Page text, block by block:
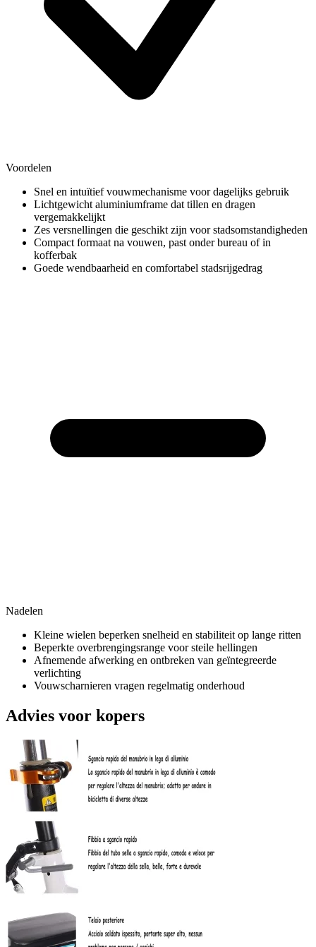
Voordelen
Snel en intuïtief vouwmechanisme voor dagelijks gebruik
Lichtgewicht aluminiumframe dat tillen en dragen
vergemakkelijkt
Zes versnellingen die geschikt zijn voor stadsomstandigheden
Compact formaat na vouwen, past onder bureau of in
kofferbak
Goede wendbaarheid en comfortabel stadsrijgedrag
Nadelen
Kleine wielen beperken snelheid en stabiliteit op lange ritten
Beperkte overbrengingsrange voor steile hellingen
Afnemende afwerking en ontbreken van geïntegreerde
verlichting
Vouwscharnieren vragen regelmatig onderhoud
Advies voor kopers